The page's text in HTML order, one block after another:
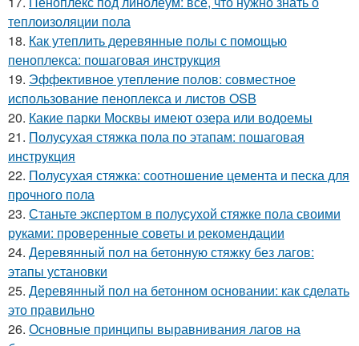
теплоизоляции пола
18. Как утеплить деревянные полы с помощью
пеноплекса: пошаговая инструкция
19. Эффективное утепление полов: совместное
использование пеноплекса и листов OSB
20. Какие парки Москвы имеют озера или водоемы
21. Полусухая стяжка пола по этапам: пошаговая
инструкция
22. Полусухая стяжка: соотношение цемента и песка для
прочного пола
23. Станьте экспертом в полусухой стяжке пола своими
руками: проверенные советы и рекомендации
24. Деревянный пол на бетонную стяжку без лагов:
этапы установки
25. Деревянный пол на бетонном основании: как сделать
это правильно
26. Основные принципы выравнивания лагов на